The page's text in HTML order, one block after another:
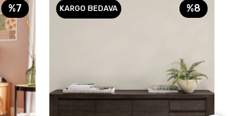
%7 KARGO BEDAVA %8